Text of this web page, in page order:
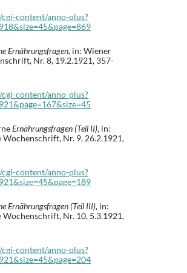
content/anno-plus?
Ernährungsfragen, in: Wiener
Nr. 8, 19.2.1921, 357-
content/anno-plus?
Ernährungsfragen (Teil II), in:
Nr. 9, 26.2.1921,
content/anno-plus?
Ernährungsfragen (Teil III), in:
Nr. 10, 5.3.1921,
content/anno-plus?